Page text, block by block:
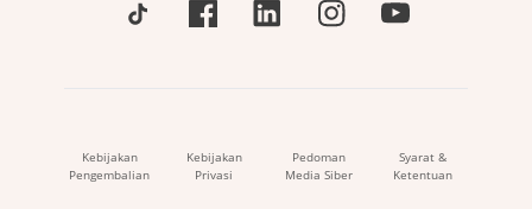
Kebijakan
Pengembalian
Kebijakan
Privasi
Pedoman
Media Siber
Syarat &
Ketentuan